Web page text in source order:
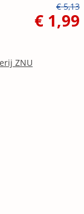
€ 5,13
€ 1,99
ZNU